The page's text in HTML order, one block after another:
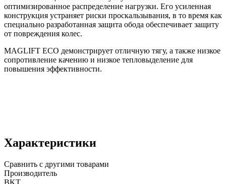
оптимизированное распределение нагрузки. Его усиленная
конструкция устраняет риски проскальзывания, в то время как
специально разработанная защита обода обеспечивает защиту
от повреждения колес.
MAGLIFT ECO демонстрирует отличную тягу, а также низкое
сопротивление качению и низкое тепловыделение для
повышения эффективности.
Характеристики
Сравнить с другими товарами
Производитель
BKT